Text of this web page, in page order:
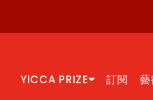
YICCA PRIZE 訂閱 藝